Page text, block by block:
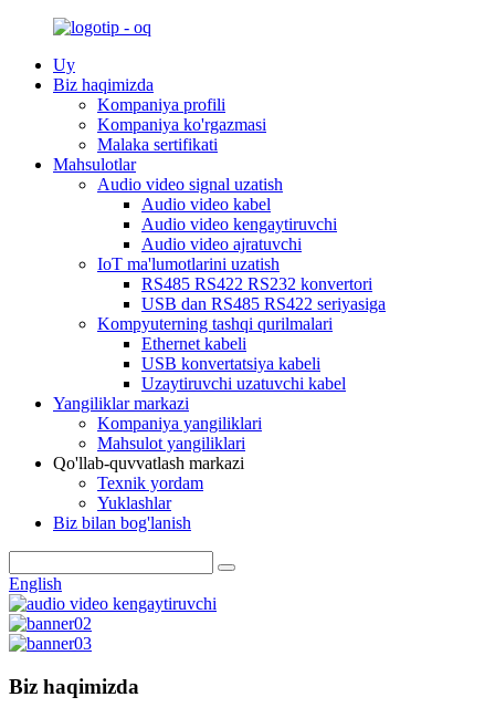
Uy
Biz haqimizda
Kompaniya profili
Kompaniya ko'rgazmasi
Malaka sertifikati
Mahsulotlar
Audio video signal uzatish
Audio video kabel
Audio video kengaytiruvchi
Audio video ajratuvchi
IoT ma'lumotlarini uzatish
RS485 RS422 RS232 konvertori
USB dan RS485 RS422 seriyasiga
Kompyuterning tashqi qurilmalari
Ethernet kabeli
USB konvertatsiya kabeli
Uzaytiruvchi uzatuvchi kabel
Yangiliklar markazi
Kompaniya yangiliklari
Mahsulot yangiliklari
Qo'llab-quvvatlash markazi
Texnik yordam
Yuklashlar
Biz bilan bog'lanish
English
Biz haqimizda